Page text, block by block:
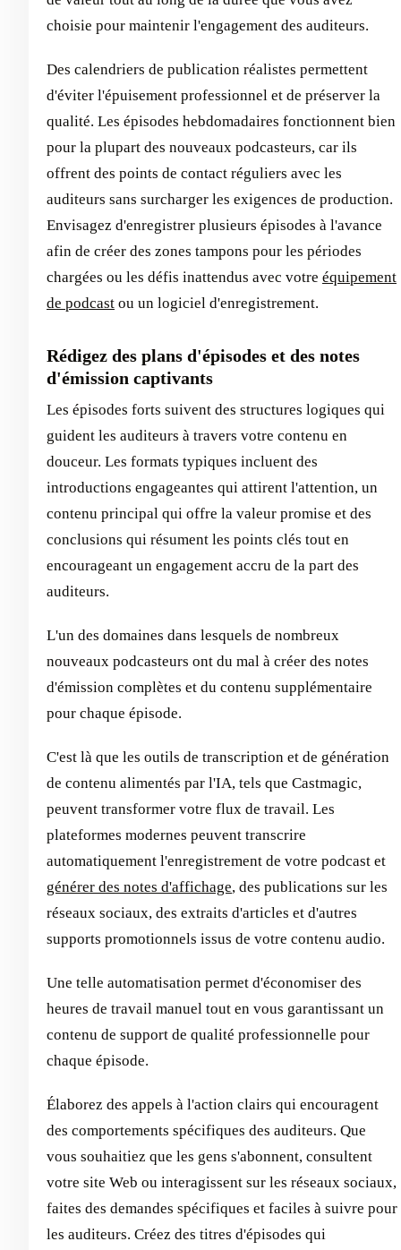
choisie pour maintenir l'engagement des auditeurs.
Des calendriers de publication réalistes permettent
d'éviter l'épuisement professionnel et de préserver la
qualité. Les épisodes hebdomadaires fonctionnent bien
pour la plupart des nouveaux podcasteurs, car ils
offrent des points de contact réguliers avec les
auditeurs sans surcharger les exigences de production.
Envisagez d'enregistrer plusieurs épisodes à l'avance
afin de créer des zones tampons pour les périodes
chargées ou les défis inattendus avec votre équipement
de podcast ou un logiciel d'enregistrement.
Rédigez des plans d'épisodes et des notes
d'émission captivants
Les épisodes forts suivent des structures logiques qui
guident les auditeurs à travers votre contenu en
douceur. Les formats typiques incluent des
introductions engageantes qui attirent l'attention, un
contenu principal qui offre la valeur promise et des
conclusions qui résument les points clés tout en
encourageant un engagement accru de la part des
auditeurs.
L'un des domaines dans lesquels de nombreux
nouveaux podcasteurs ont du mal à créer des notes
d'émission complètes et du contenu supplémentaire
pour chaque épisode.
C'est là que les outils de transcription et de génération
de contenu alimentés par l'IA, tels que Castmagic,
peuvent transformer votre flux de travail. Les
plateformes modernes peuvent transcrire
automatiquement l'enregistrement de votre podcast et
générer des notes d'affichage, des publications sur les
réseaux sociaux, des extraits d'articles et d'autres
supports promotionnels issus de votre contenu audio.
Une telle automatisation permet d'économiser des
heures de travail manuel tout en vous garantissant un
contenu de support de qualité professionnelle pour
chaque épisode.
Élaborez des appels à l'action clairs qui encouragent
des comportements spécifiques des auditeurs. Que
vous souhaitiez que les gens s'abonnent, consultent
votre site Web ou interagissent sur les réseaux sociaux,
faites des demandes spécifiques et faciles à suivre pour
les auditeurs. Créez des titres d'épisodes qui